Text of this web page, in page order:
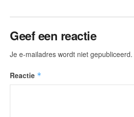
Geef een reactie
Je e-mailadres wordt niet gepubliceerd.
Reactie *